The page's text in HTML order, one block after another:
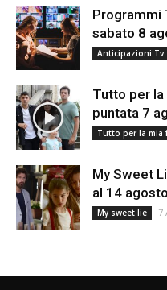
Programmi
sabato 8
Anticipazioni Tv
Tutto per
puntata 7
Tutto per la mia
My Sweet
al 14 agosto
My sweet lie 7